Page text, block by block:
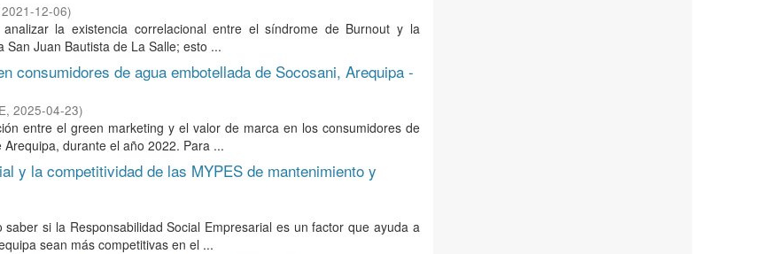
2021-12-06)
la existencia correlacional entre el síndrome de Burnout y la
Juan Bautista de La Salle; esto ...
consumidores de agua embotellada de Socosani, Arequipa -
, 2025-04-23)
entre el green marketing y el valor de marca en los consumidores de
durante el año 2022. Para ...
y la competitividad de las MYPES de mantenimiento y
si la Responsabilidad Social Empresarial es un factor que ayuda a
sean más competitivas en el ...